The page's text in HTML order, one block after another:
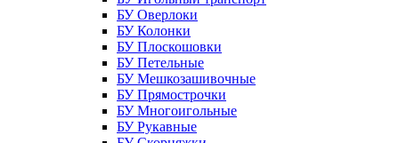
БУ Оверлоки
БУ Колонки
БУ Плоскошовки
БУ Петельные
БУ Мешкозашивочные
БУ Прямострочки
БУ Многоигольные
БУ Рукавные